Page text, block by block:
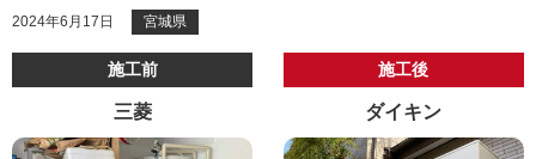
2024年6月17日 宮城県
施工前
三菱
施工後
ダイキン